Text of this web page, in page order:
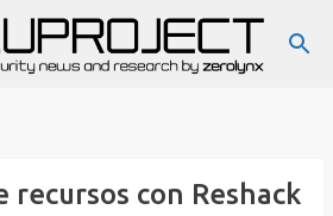
contenido principal
recursos con Reshack